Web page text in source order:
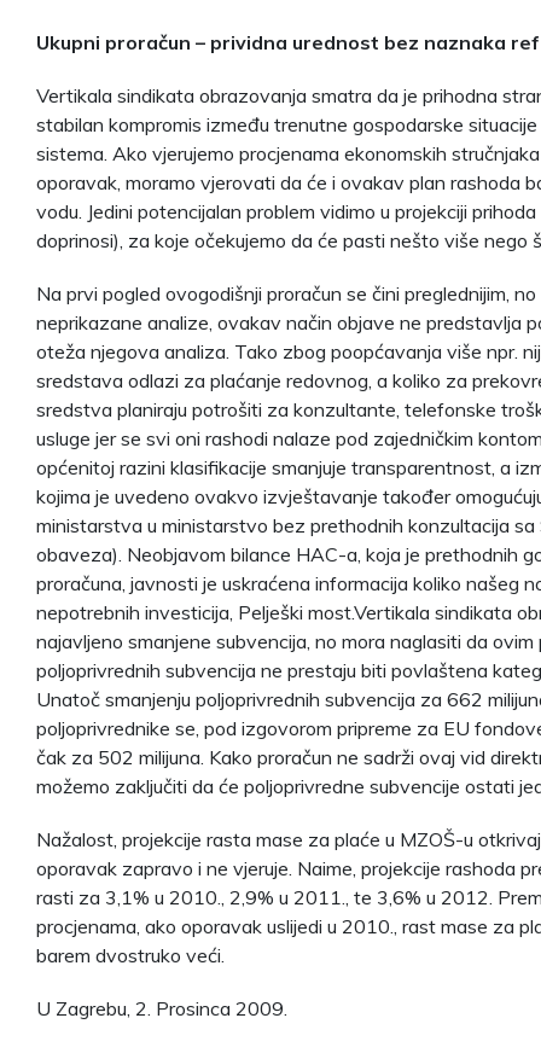
Ukupni proračun – prividna urednost bez naznaka
Vertikala sindikata obrazovanja smatra da je prihodna
stabilan kompromis između trenutne gospodarske
sistema. Ako vjerujemo procjenama ekonomskih
oporavak, moramo vjerovati da će i ovakav plan rashoda
vodu. Jedini potencijalan problem vidimo u projekciji
doprinosi), za koje očekujemo da će pasti nešto više nego
Na prvi pogled ovogodišnji proračun se čini preglednijim,
neprikazane analize, ovakav način objave ne predstavlja
oteža njegova analiza. Tako zbog poopćavanja više npr.
sredstava odlazi za plaćanje redovnog, a koliko za
sredstva planiraju potrošiti za konzultante, telefonske
usluge jer se svi oni rashodi nalaze pod zajedničkim
općenitoj razini klasifikacije smanjuje transparentnost, a
kojima je uvedeno ovakvo izvještavanje također
ministarstva u ministarstvo bez prethodnih konzultacija sa
obaveza). Neobjavom bilance HAC-a, koja je prethodnih
proračuna, javnosti je uskraćena informacija koliko našeg
nepotrebnih investicija, Pelješki most.Vertikala sindikata
najavljeno smanjene subvencija, no mora naglasiti da ovim
poljoprivrednih subvencija ne prestaju biti povlaštena
Unatoč smanjenju poljoprivrednih subvencija za 662
poljoprivrednike se, pod izgovorom pripreme za EU
čak za 502 milijuna. Kako proračun ne sadrži ovaj vid
možemo zaključiti da će poljoprivredne subvencije ostati
Nažalost, projekcije rasta mase za plaće u MZOŠ-u
oporavak zapravo i ne vjeruje. Naime, projekcije rashoda
rasti za 3,1% u 2010., 2,9% u 2011., te 3,6% u 2012.
procjenama, ako oporavak uslijedi u 2010., rast mase za
barem dvostruko veći.
U Zagrebu, 2. Prosinca 2009.